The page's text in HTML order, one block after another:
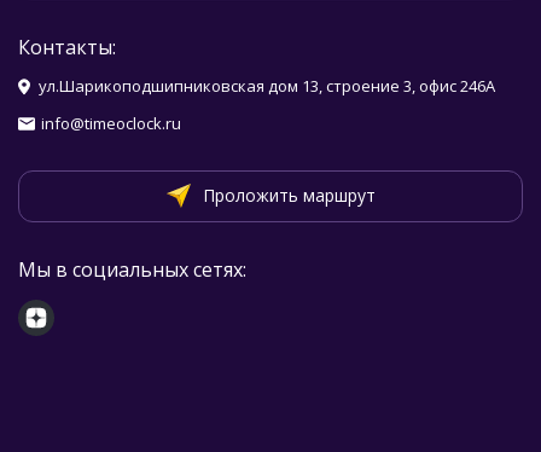
Контакты:
ул.Шарикоподшипниковская дом 13, строение 3, офис 246А
info@timeoclock.ru
Проложить маршрут
Мы в социальных сетях: